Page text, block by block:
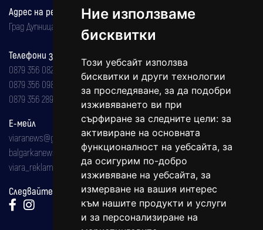
Ние използваме
бисквитки
Този уебсайт използва
бисквитки и други технологии
за проследяване, за да подобри
изживяването ви при
сърфиране за следните цели: за
активиране на основната
функционалност на уебсайта, за
да осигурим по-добро
изживяване на уебсайта, за
измерване на вашия интерес
към нашите продукти и услуги
и за персонализиране на
Адрес на редакцията
Град Дупница, ул.''Христо Ботев" 43
Телефони за реклама и абонаменти
0879 356 082
0879 356 098
0879 356 289
Е-мейл
viaranews@gmail.com
balgarkanews@gmail.com
viara_reklama@mail.bg
Следвайте ни: